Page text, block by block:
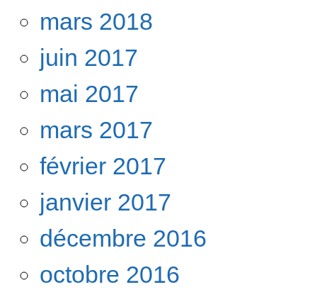
mars 2018
juin 2017
mai 2017
mars 2017
février 2017
janvier 2017
décembre 2016
octobre 2016